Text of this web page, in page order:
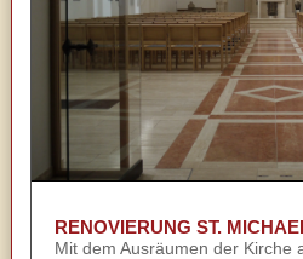
RENOVIERUNG ST.
Mit dem Ausräumen der Kirche